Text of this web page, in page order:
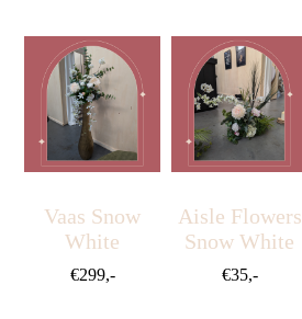
Vaas Snow
White
Aisle Flowers
Snow White
€299,- €35,-